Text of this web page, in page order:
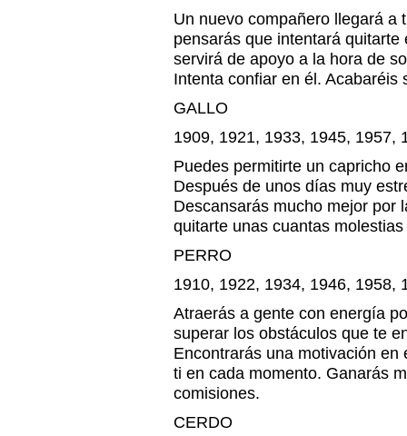
Un nuevo compañero llegará a
pensarás que intentará
servirá de apoyo a la hora de
Intenta confiar en él. Acabaréis
GALLO
1909, 1921, 1933, 1945, 1957,
Puedes permitirte un capricho
Después de unos días muy
Descansarás mucho mejor por
quitarte unas cuantas
PERRO
1910, 1922, 1934, 1946, 1958,
Atraerás a gente con energía
superar los obstáculos que te
Encontrarás una motivación
ti en cada momento. Ganarás
comisiones.
CERDO